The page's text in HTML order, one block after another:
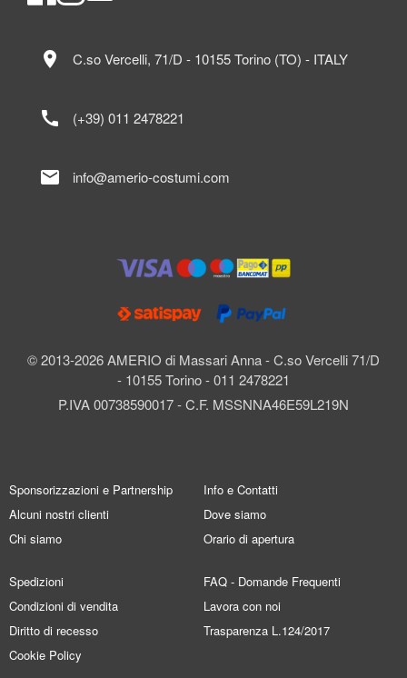
© 2013-2026 AMERIO di Massari Anna - C.so Vercelli 71/D
- 10155 Torino - 011 2478221
P.IVA 00738590017 - C.F. MSSNNA46E59L219N
location_on C.so Vercelli, 71/D - 10155 Torino (TO) - ITALY
call (+39) 011 2478221
mail info@amerio-costumi.com
Sponsorizzazioni e Partnership
Alcuni nostri clienti
Chi siamo
Info e Contatti
Dove siamo
Orario di apertura
Spedizioni
Condizioni di vendita
Diritto di recesso
Cookie Policy
FAQ - Domande Frequenti
Lavora con noi
Trasparenza L.124/2017